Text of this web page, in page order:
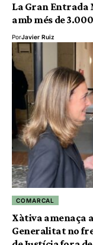
La Gran
amb més de
PorJavier Ruiz
COMARCAL
Xàtiva amenaça
Generalitat no